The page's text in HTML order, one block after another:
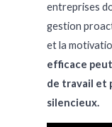
entreprises
gestion
et la
efficace
de travail et
silencieux.